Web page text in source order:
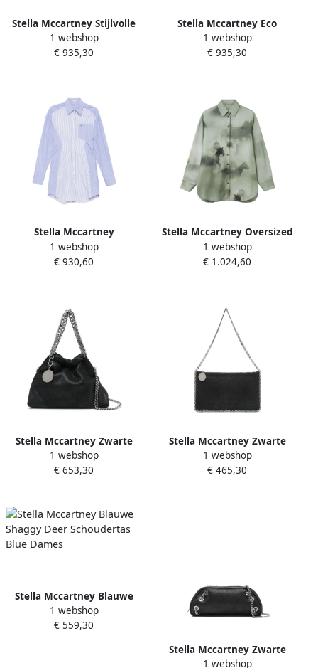
Stella Mccartney Stijlvolle
Dames Accessoires Tassen
Black Dames
1 webshop
€ 935,30
Stella Mccartney Eco
Shaggy Deer Mini Tote Tas
Beige Dames
1 webshop
€ 935,30
Stella Mccartney
Gestreepte Shirt Mini Jurk
Blue Dames
1 webshop
€ 930,60
Stella Mccartney Oversized
Horse Print Shirt Green
Dames
1 webshop
€ 1.024,60
Stella Mccartney Zwarte
Tassen Collectie Black
Dames
1 webshop
€ 653,30
Stella Mccartney Zwarte
Tassen Collectie Black
Dames
1 webshop
€ 465,30
Stella Mccartney Blauwe
Shaggy Deer Schoudertas
Blue Dames
1 webshop
€ 559,30
Stella Mccartney Zwarte
Ketting-Link Top Handtas
1 webshop